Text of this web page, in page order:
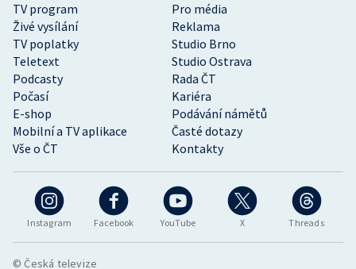
Instagram Facebook YouTube X Threads
TV program
Pro média
Živé vysílání
Reklama
TV poplatky
Studio Brno
Teletext
Studio Ostrava
Podcasty
Rada ČT
Počasí
Kariéra
E-shop
Podávání námětů
Mobilní a TV aplikace
Časté dotazy
Vše o ČT
Kontakty
© Česká televize